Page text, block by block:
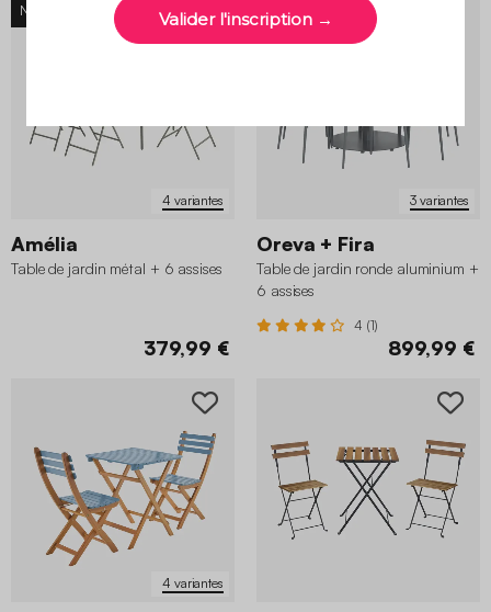
4 variantes
NOUVEAU
Amélia
Table de jardin métal + 6 assises
379,99 €
3 variantes
NOUVEAU
Oreva + Fira
Table de jardin ronde aluminium +
6 assises
4 (1)
899,99 €
4 variantes